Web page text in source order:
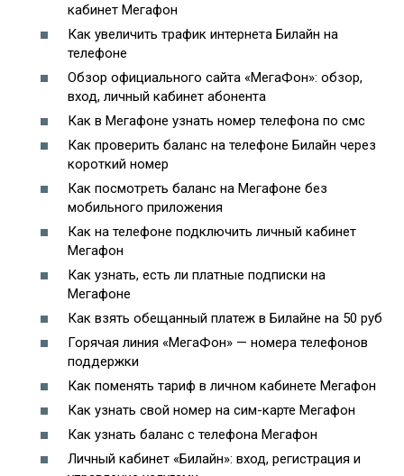
кабинет Мегафон
Как увеличить трафик интернета Билайн на
телефоне
Обзор официального сайта «МегаФон»: обзор,
вход, личный кабинет абонента
Как в Мегафоне узнать номер телефона по смс
Как проверить баланс на телефоне Билайн через
короткий номер
Как посмотреть баланс на Мегафоне без
мобильного приложения
Как на телефоне подключить личный кабинет
Мегафон
Как узнать, есть ли платные подписки на
Мегафоне
Как взять обещанный платеж в Билайне на 50 руб
Горячая линия «МегаФон» — номера телефонов
поддержки
Как поменять тариф в личном кабинете Мегафон
Как узнать свой номер на сим-карте Мегафон
Как узнать баланс с телефона Мегафон
Личный кабинет «Билайн»: вход, регистрация и